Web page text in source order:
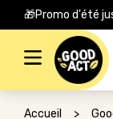
🎁Promo d'été
Rechercher :
Accueil >